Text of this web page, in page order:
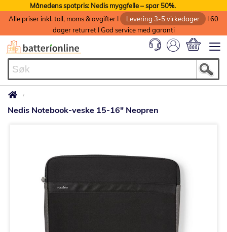
Månedens spotpris: Nedis myggfelle – spar 50%.
Alle priser inkl. toll, moms & avgifter I
Levering 3-5 virkedager
I 60
dager returret I God service med garanti
Nedis Notebook-veske 15-16" Neopren